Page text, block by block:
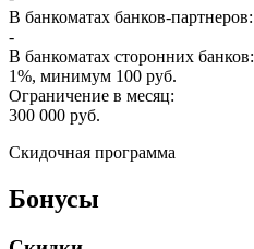
В банкоматах банков-партнеров:
-
В банкоматах сторонних банков:
1%, минимум 100 руб.
Ограничение в месяц:
300 000 руб.
Скидочная программа
Бонусы